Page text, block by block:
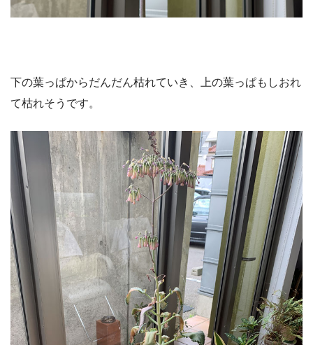
下の葉っぱからだんだん枯れていき、上の葉っぱもしおれ
て枯れそうです。